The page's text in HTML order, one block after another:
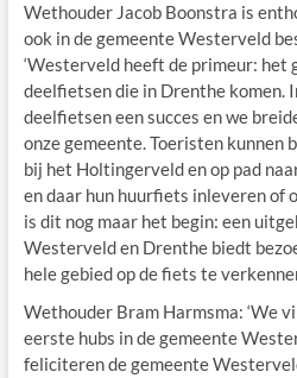
Wethouder Jacob Boonstra is
ook in de gemeente Westerveld
‘Westerveld heeft de primeur: het
deelfietsen die in Drenthe komen.
deelfietsen een succes en we
onze gemeente. Toeristen kunnen
bij het Holtingerveld en op pad
en daar hun huurfiets inleveren of
is dit nog maar het begin: een
Westerveld en Drenthe biedt
hele gebied op de fiets te
Wethouder Bram Harmsma: ‘We
eerste hubs in de gemeente
feliciteren de gemeente